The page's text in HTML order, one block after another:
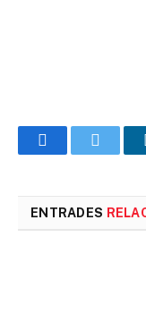
FacebookTwitter
ENTRADES